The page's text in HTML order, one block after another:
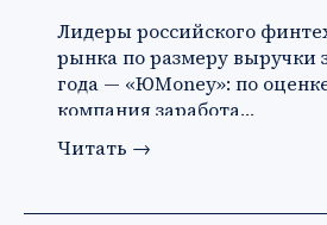
Лидеры российского
рынка по размеру выручки
года — «ЮMoney»: по
компания заработа…
Читать →